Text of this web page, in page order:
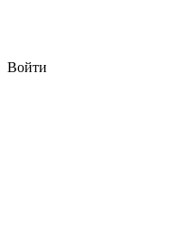
Войти